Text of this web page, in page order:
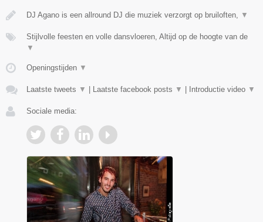
DJ Agano is een allround DJ die muziek verzorgt op bruiloften, ▼
Stijlvolle feesten en volle dansvloeren, Altijd op de hoogte van de
▼
Openingstijden ▼
Laatste tweets ▼ | Laatste facebook posts ▼ | Introductie video ▼
Sociale media: